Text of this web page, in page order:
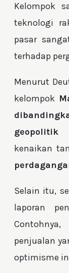
Kelompok
teknologi
pasar
terhadap
Menurut
kelompok
kenaikan
Selain itu,
laporan
Contohnya,
penjualan
optimisme